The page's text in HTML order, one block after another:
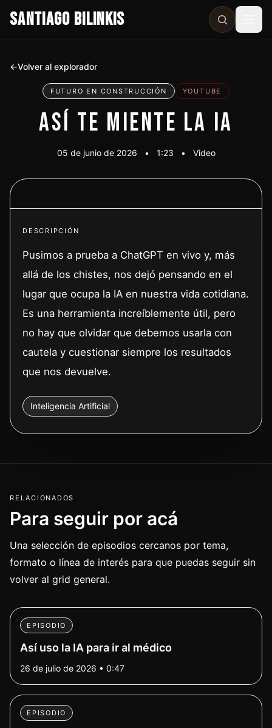
SANTIAGO BILINKIS
←Volver al explorador
FUTURO EN CONSTRUCCIÓN YOUTUBE
ASÍ TE MIENTE LA IA
05 de junio de 2026 • 1:23 • Video
DESCRIPCIÓN
Pusimos a prueba a ChatGPT en vivo y, más
allá de los chistes, nos dejó pensando en el
lugar que ocupa la IA en nuestra vida cotidiana.
Es una herramienta increíblemente útil, pero
no hay que olvidar que debemos usarla con
cautela y cuestionar siempre los resultados
que nos devuelve.
Inteligencia Artificial
RELACIONADOS
Para seguir por acá
Una selección de episodios cercanos por tema,
formato o línea de interés para que puedas seguir sin
volver al grid general.
EPISODIO
Así uso la IA para ir al médico
26 de julio de 2026 • 0:47
EPISODIO